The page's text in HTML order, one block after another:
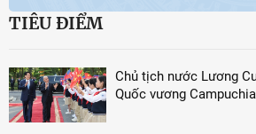
TIÊU ĐIỂM
Chủ tịch nước Lương
Quốc vương